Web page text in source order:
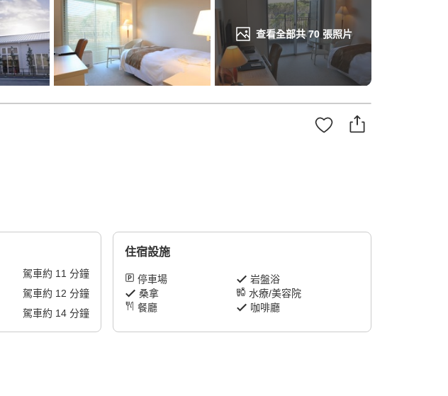
查看全部共70張照片
駕車約 11 分鐘
駕車約 12 分鐘
駕車約 14分鐘
住宿設施
停車場
岩盤浴
桑拿
水療/美容院
餐廳
咖啡廳